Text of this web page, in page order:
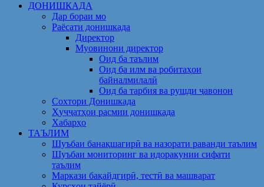
ДОНИШКАДА
Дар бораи мо
Раёсати донишкада
Директор
Муовинони директор
Оид ба таълим
Оид ба илм ва робитаҳои
байналмилалӣ
Оид ба тарбия ва рушди ҷавонон
Сохтори Донишкада
Ҳуҷҷатҳои расмии донишкада
Хабарҳо
ТАЪЛИМ
Шуъбаи банақшагирӣ ва назорати раванди таълим
Шуъбаи мониторинг ва идоракунии сифати
таълим
Маркази бақайдгирӣ, тестӣ ва машварат